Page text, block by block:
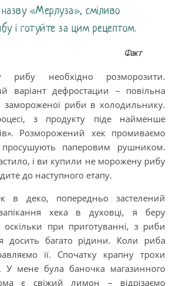
назву «Мерлуза», сміливо
і готуйте за цим рецептом.
Факт
рибу необхідно розморозити.
варіант дефростации – повільна
замороженої риби в холодильнику.
з продукту піде найменше
Розморожений хек промиваємо
паперовим рушником.
і ви купили не морожену рибу
до наступного етапу.
в деко, попередньо застелений
хека в духовці, я беру
при приготуванні, з риби
досить багато рідини. Коли риба
її. Спочатку крапну трохи
У мене була баночка магазинного
є свіжий лимон – відрізаємо